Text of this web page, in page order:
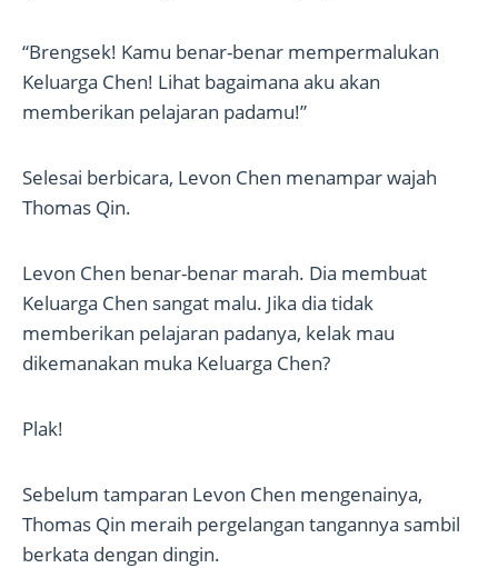
“Brengsek! Kamu benar-benar mempermalukan
Keluarga Chen! Lihat bagaimana aku akan
memberikan pelajaran padamu!”
Selesai berbicara, Levon Chen menampar wajah
Thomas Qin.
Levon Chen benar-benar marah. Dia membuat
Keluarga Chen sangat malu. Jika dia tidak
memberikan pelajaran padanya, kelak mau
dikemanakan muka Keluarga Chen?
Plak!
Sebelum tamparan Levon Chen mengenainya,
Thomas Qin meraih pergelangan tangannya sambil
berkata dengan dingin.